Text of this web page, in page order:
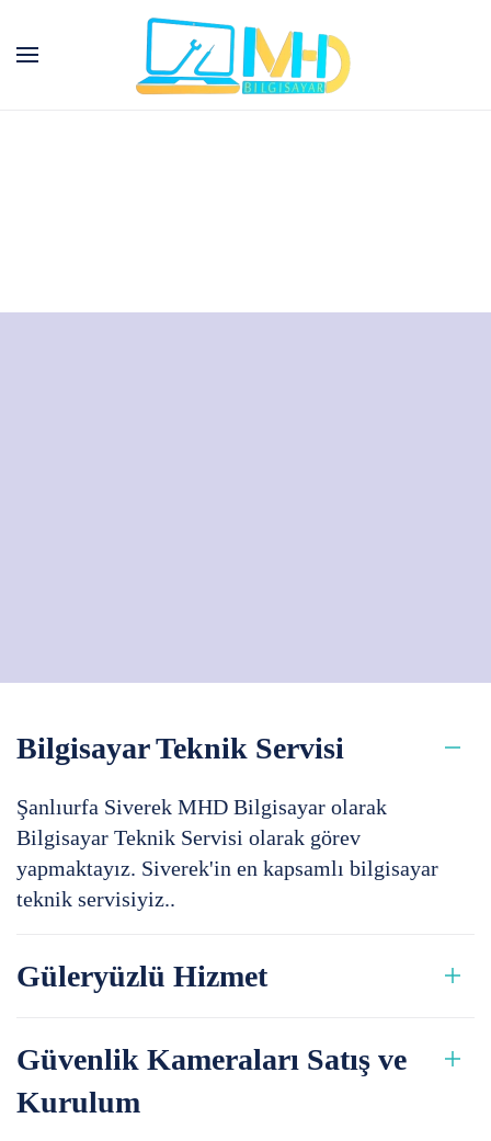
Skip to main content
Bilgisayar Teknik Servisi
Şanlıurfa Siverek MHD Bilgisayar olarak
Bilgisayar Teknik Servisi olarak görev
yapmaktayız. Siverek'in en kapsamlı bilgisayar
teknik servisiyiz..
Güleryüzlü Hizmet
Güvenlik Kameraları Satış ve
Kurulum